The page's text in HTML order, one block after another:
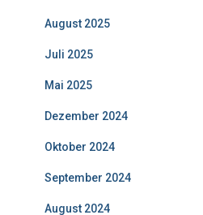
August 2025
Juli 2025
Mai 2025
Dezember 2024
Oktober 2024
September 2024
August 2024